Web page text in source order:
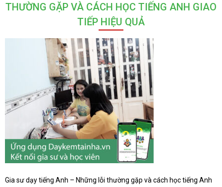
THƯỜNG GẶP VÀ CÁCH HỌC TIẾNG ANH GIAO
TIẾP HIỆU QUẢ
Gia sư dạy tiếng Anh – Những lỗi thường gặp và cách học tiếng Anh